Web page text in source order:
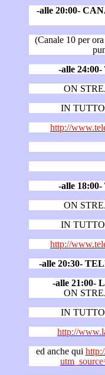
-alle 20:00-
(Canale 10 per ora trasmette
-alle
ON
IN
http://
-alle
ON
IN
http://
-alle 20:30-
-alle 21:00-
ON
IN
http://
ed anche qui